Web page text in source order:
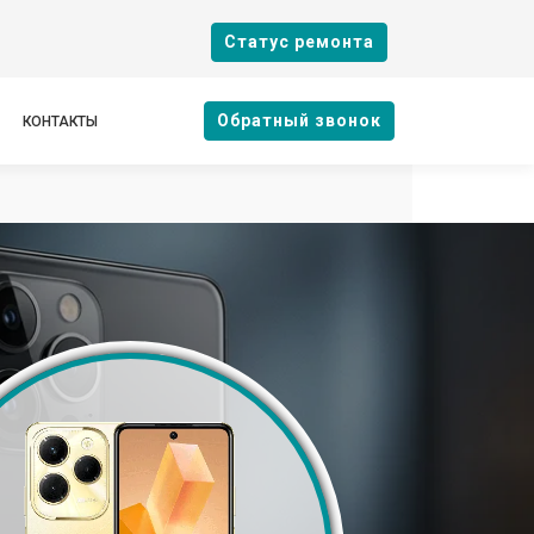
Cтатус ремонта
КОНТАКТЫ Oбратный звонок